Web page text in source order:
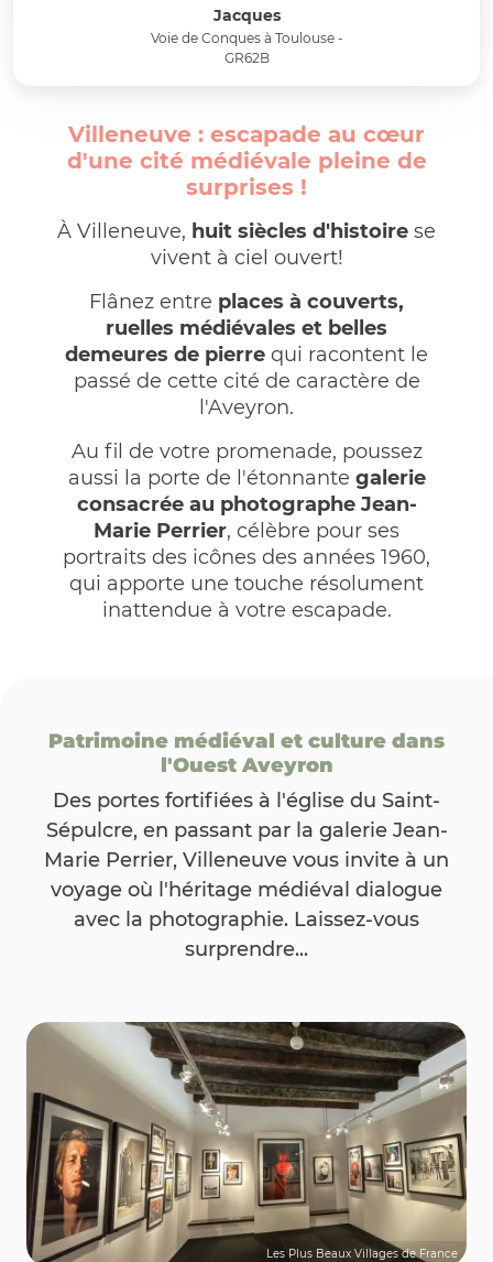
Jacques
Voie de Conques à Toulouse -
GR62B
Villeneuve : escapade au cœur
d'une cité médiévale pleine de
surprises !
À Villeneuve, huit siècles d'histoire se
vivent à ciel ouvert!
Flânez entre places à couverts,
ruelles médiévales et belles
demeures de pierre qui racontent le
passé de cette cité de caractère de
l'Aveyron.
Au fil de votre promenade, poussez
aussi la porte de l'étonnante galerie
consacrée au photographe Jean-
Marie Perrier, célèbre pour ses
portraits des icônes des années 1960,
qui apporte une touche résolument
inattendue à votre escapade.
Patrimoine médiéval et culture dans
l'Ouest Aveyron
Des portes fortifiées à l'église du Saint-
Sépulcre, en passant par la galerie Jean-
Marie Perrier, Villeneuve vous invite à un
voyage où l'héritage médiéval dialogue
avec la photographie. Laissez-vous
surprendre...
Les Plus Beaux Villages de France